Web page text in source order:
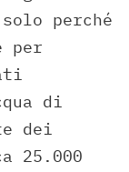
perché
per
di
dei
25.000